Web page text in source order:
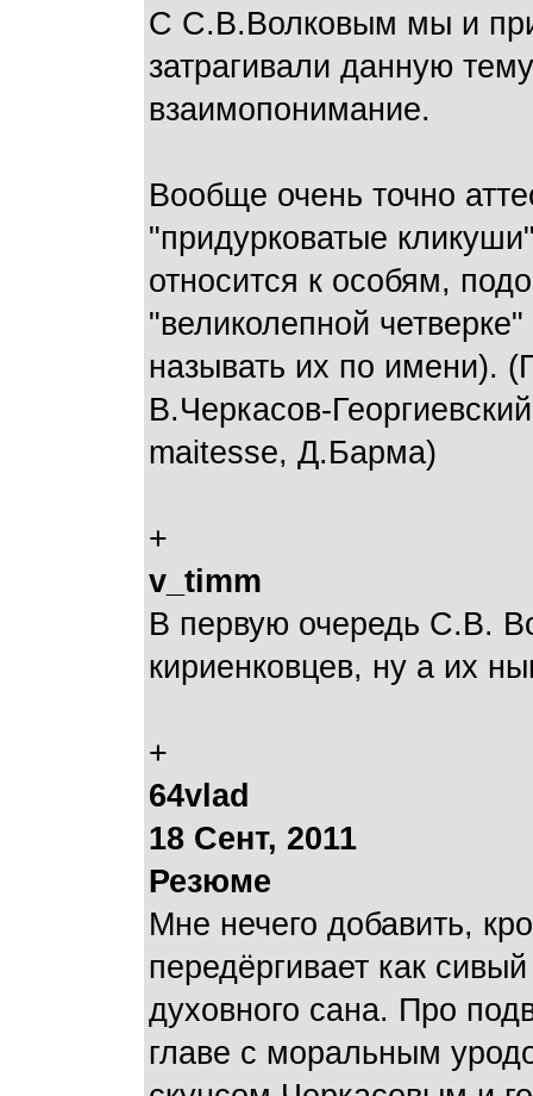
С С.В.Волковым мы и
затрагивали данную
взаимопонимание.
Вообще очень точно
"придурковатые
относится к особям,
"великолепной
называть их по имени).
В.Черкасов-
maitesse, Д.Барма)
+
v_timm
В первую очередь С.В.
кириенковцев, ну а их
+
64vlad
18 Сент, 2011
Резюме
Мне нечего добавить,
передёргивает как
духовного сана. Про
главе с моральным